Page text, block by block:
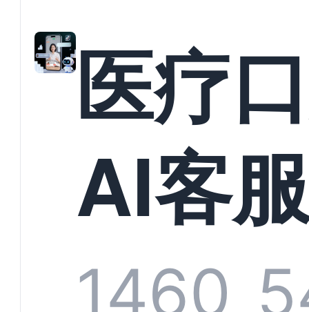
育机
现规
增长
医疗
AI客
统全
1460